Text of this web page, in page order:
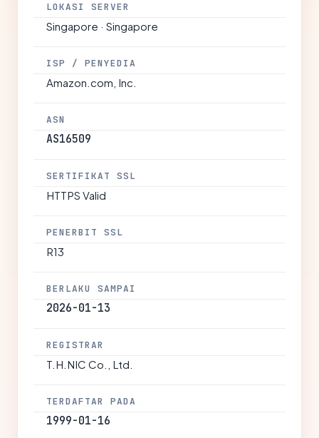
LOKASI SERVER
Singapore · Singapore
ISP / PENYEDIA
Amazon.com, Inc.
ASN
AS16509
SERTIFIKAT SSL
HTTPS Valid
PENERBIT SSL
R13
BERLAKU SAMPAI
2026-01-13
REGISTRAR
T.H.NIC Co., Ltd.
TERDAFTAR PADA
1999-01-16